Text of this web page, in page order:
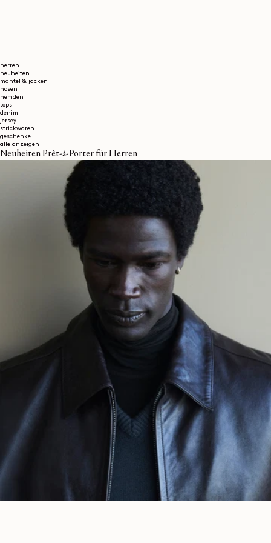
herren
neuheiten
mäntel & jacken
hosen
hemden
tops
denim
jersey
strickwaren
geschenke
alle anzeigen
Neuheiten Prêt-à-Porter für Herren